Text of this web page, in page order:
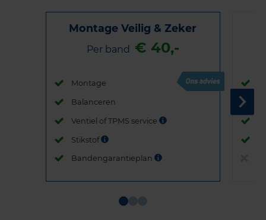
Montage Veilig & Zeker
Per band € 40,-
Montage
Balanceren
Ventiel of TPMS service
Stikstof
Bandengarantieplan